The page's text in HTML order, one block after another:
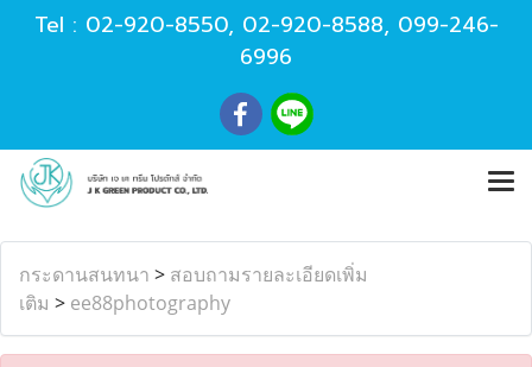
Tel : 02-920-8550, 02-920-8588, 099-246-
6996
กระดานสนทนา > สอบถามรายละเอียดเพิ่ม
เติม > ee88photography